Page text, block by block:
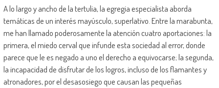
A lo largo y ancho de la tertulia, la egregia especialista aborda
temáticas de un interés mayúsculo, superlativo. Entre la marabunta,
me han llamado poderosamente la atención cuatro aportaciones: la
primera, el miedo cerval que infunde esta sociedad al error, donde
parece que le es negado a uno el derecho a equivocarse; la segunda,
la incapacidad de disfrutar de los logros, incluso de los flamantes y
atronadores, por el desasosiego que causan las pequeñas